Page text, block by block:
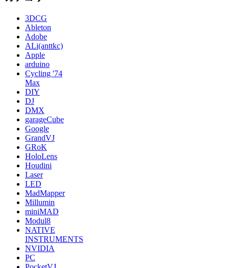
3DCG
Ableton
Adobe
ALi(anttkc)
Apple
arduino
Cycling '74
Max
DIY
DJ
DMX
garageCube
Google
GrandVJ
GRoK
HoloLens
Houdini
Laser
LED
MadMapper
Millumin
miniMAD
Modul8
NATIVE
INSTRUMENTS
NVIDIA
PC